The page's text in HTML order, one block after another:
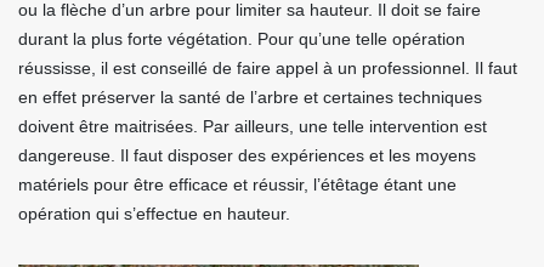
ou la flèche d’un arbre pour limiter sa hauteur. Il doit se faire
durant la plus forte végétation. Pour qu’une telle opération
réussisse, il est conseillé de faire appel à un professionnel. Il faut
en effet préserver la santé de l’arbre et certaines techniques
doivent être maitrisées. Par ailleurs, une telle intervention est
dangereuse. Il faut disposer des expériences et les moyens
matériels pour être efficace et réussir, l’étêtage étant une
opération qui s’effectue en hauteur.